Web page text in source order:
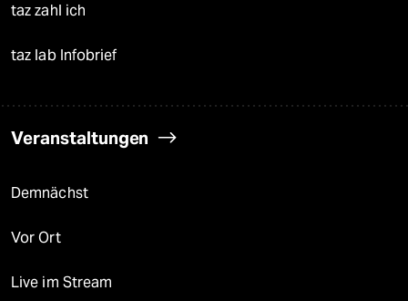
taz zahl ich
taz lab Infobrief
Veranstaltungen
Demnächst
Vor Ort
Live im Stream